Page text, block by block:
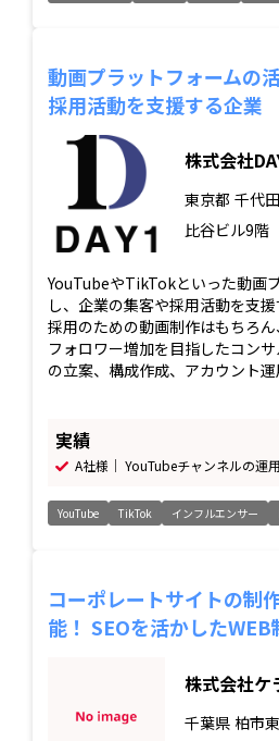
動画プラットフォームの
採用活動を支援する企業
株式会社
東京都 千代
比谷ビル9階
YouTubeやTikTokといった動画
し、企業の集客や採用活動を支
採用のための動画制作はもちろ
フォロワー増加を目指したコン
の立案、構成作成、アカウント
実績
A社様｜ YouTubeチャンネルの運用
YouTube TikTok インフルエンサー
コーポレートサイトの制
能！ SEOを活かしたWEB
株式会社ケ
千葉県 柏市